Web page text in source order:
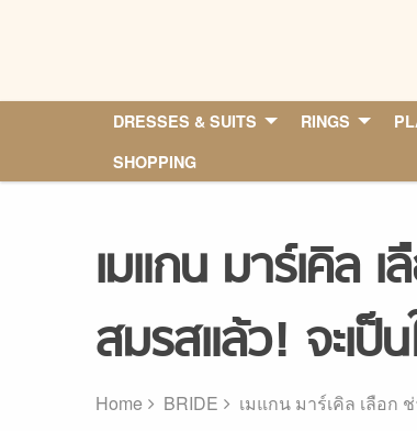
DRESSES & SUITS RINGS
SHOPPING
เมแกน มาร์เคิล
สมรสแล้ว! จะเป็
Home BRIDE เมแกน มาร์เคิล เลือก